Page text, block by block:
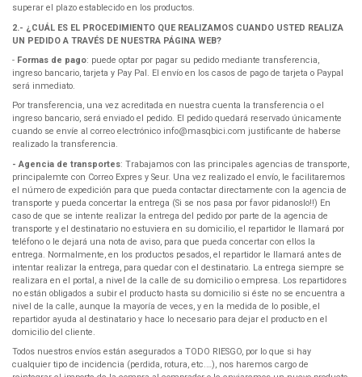
superar el plazo establecido en los productos.
2.- ¿CUÁL ES EL PROCEDIMIENTO QUE REALIZAMOS CUANDO USTED REALIZA
UN PEDIDO A TRAVÉS DE NUESTRA PÁGINA WEB?
- Formas de pago: puede optar por pagar su pedido mediante transferencia,
ingreso bancario, tarjeta y Pay Pal. El envío en los casos de pago de tarjeta o Paypal
será inmediato.
Por transferencia, una vez acreditada en nuestra cuenta la transferencia o el
ingreso bancario, será enviado el pedido. El pedido quedará reservado únicamente
cuando se envíe al correo electrónico info@masqbici.com justificante de haberse
realizado la transferencia.
- Agencia de transportes: Trabajamos con las principales agencias de transporte,
principalemte con Correo Expres y Seur. Una vez realizado el envío, le facilitaremos
el número de expedición para que pueda contactar directamente con la agencia de
transporte y pueda concertar la entrega (Si se nos pasa por favor pidanoslo!!) En
caso de que se intente realizar la entrega del pedido por parte de la agencia de
transporte y el destinatario no estuviera en su domicilio, el repartidor le llamará por
teléfono o le dejará una nota de aviso, para que pueda concertar con ellos la
entrega. Normalmente, en los productos pesados, el repartidor le llamará antes de
intentar realizar la entrega, para quedar con el destinatario. La entrega siempre se
realizara en el portal, a nivel de la calle de su domicilio o empresa. Los repartidores
no están obligados a subir el producto hasta su domicilio si éste no se encuentra a
nivel de la calle, aunque la mayoría de veces, y en la medida de lo posible, el
repartidor ayuda al destinatario y hace lo necesario para dejar el producto en el
domicilio del cliente.
Todos nuestros envíos están asegurados a TODO RIESGO, por lo que si hay
cualquier tipo de incidencia (perdida, rotura, etc.…), nos haremos cargo de